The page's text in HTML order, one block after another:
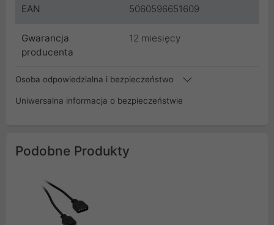
EAN 5060596651609
Gwarancja
producenta
12 miesięcy
Osoba odpowiedzialna i bezpieczeństwo
Uniwersalna informacja o bezpieczeństwie
Podobne Produkty